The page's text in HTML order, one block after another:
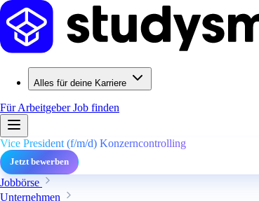
Alles für deine Karriere
Für ArbeitgeberJob finden
Vice President (f/m/d) Konzerncontrolling
Jetzt bewerben
Jobbörse
Unternehmen